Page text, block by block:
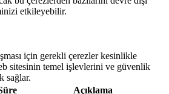
etkileyebilir.
için gerekli çerezler kesinlikle
sitesinin temel işlevlerini ve güvenlik
sağlar.
Açıklama